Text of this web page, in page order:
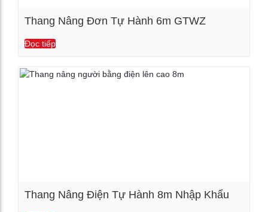
Thang Nâng Đơn Tự Hành 6m GTWZ
Đọc tiếp
Thang Nâng Điện Tự Hành 8m Nhập Khẩu